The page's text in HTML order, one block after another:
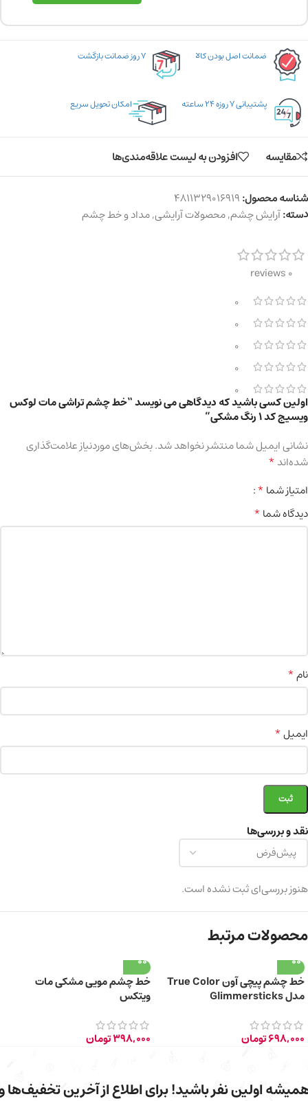
ضمانت اصل بودن کالا ۷ روز ضمانت بازگشت
پشتیبانی ۷ روزه ۲۴ ساعته امکان تحویل سریع
مقایسه افزودن به لیست علاقه‌مندی‌ها
شناسه محصول:4811329016919
دسته:آرایش چشم,محصولات آرایشی,مداد و خط چشم
0 reviews
0
0
0
0
0
نقد و بررسی‌ها
هنوز بررسی‌ای ثبت نشده است.
اولین کسی باشید که دیدگاهی می نویسد “خط چشم تراشی مات لوکس
ویسیج کد 1 رنگ مشکی”
نشانی ایمیل شما منتشر نخواهد شد.بخش‌های موردنیاز علامت‌گذاری
شده‌اند*
امتیاز شما*
دیدگاه شما*
نام*
ایمیل*
محصولات مرتبط
خط چشم پیچی آون True Color
مدل Glimmersticks
698,000تومان
خط چشم مویی مشکی مات
ویتکس
398,000تومان
اولین نفر باشید! برای اطلاع از آخرین تخفیف‌ها